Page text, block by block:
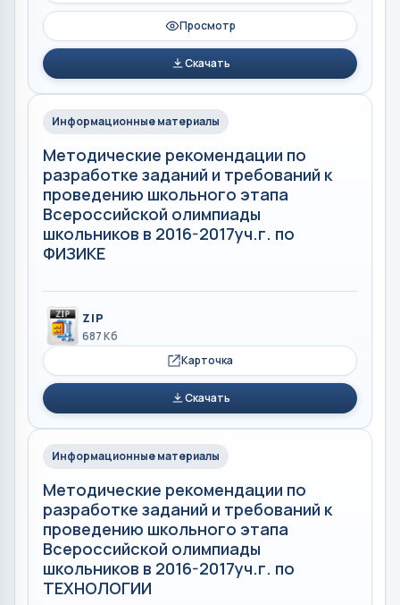
Просмотр
Скачать
Информационные материалы
Методические рекомендации по
разработке заданий и требований к
проведению школьного этапа
Всероссийской олимпиады
школьников в 2016-2017уч.г. по
ФИЗИКЕ
ZIP
687 Кб
Карточка
Скачать
Информационные материалы
Методические рекомендации по
разработке заданий и требований к
проведению школьного этапа
Всероссийской олимпиады
школьников в 2016-2017уч.г. по
ТЕХНОЛОГИИ